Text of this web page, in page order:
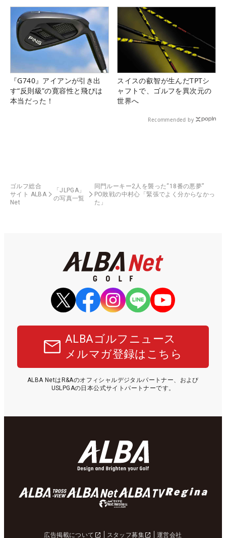
『G740』アイアンが引き出
す“反則級”の寛容性と飛びは
本当だった！
スイスの叡智が生んだTPTシ
ャフトで、ゴルフを異次元の
世界へ
Recommended by
ゴルフ総合
サイト ALBA
Net
「JLPGA」
の写真一覧
同門ルーキー2人を襲った“18番の悪夢”
PO敗戦の中村心「緊張でよく分からなかっ
た」
ALBAゴルフニュース
メルマガ登録はこちら
ALBA NetはR&Aのオフィシャルデジタルパートナー、および
USLPGAの日本公式サイトパートナーです。
広告掲載について スタッフ募集 運営会社